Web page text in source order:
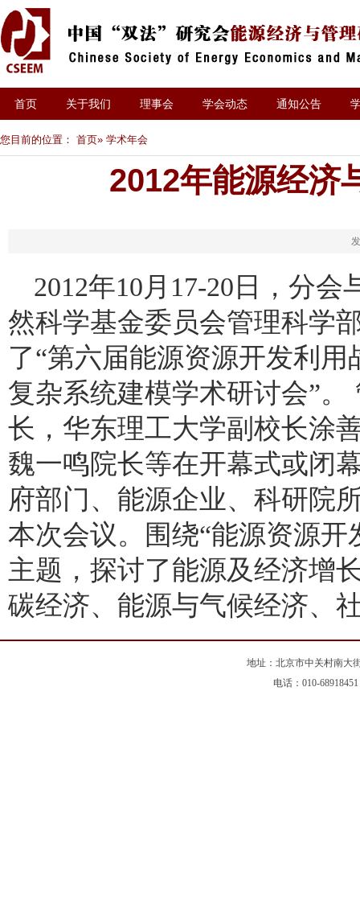
首页 关于我们 理事会 学会动态 通知公告
您目前的位置： 首页» 学术年会
2012年能源经济
2012年10月17-20日，分
然科学基金委员会管理科学
了“第六届能源资源开发利
复杂系统建模学术研讨会”
长，华东理工大学副校长涂
魏一鸣院长等在开幕式或闭
府部门、能源企业、科研院
本次会议。围绕“能源资源
主题，探讨了能源及经济增
碳经济、能源与气候经济、
地址：北京市中关村南大
电话：010-